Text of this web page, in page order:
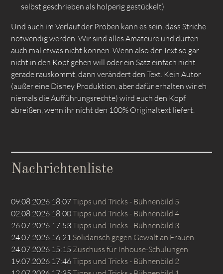
selbst geschrieben als holperig gestückelt)
Und auch im Verlauf der Proben kann es sein, dass Striche
notwendig werden. Wir sind alles Amateure und dürfen
auch mal etwas nicht können. Wenn also der Text so gar
nicht in den Kopf gehen will oder ein Satz einfach nicht
gerade rauskommt, dann verändert den Text. Kein Autor
(außer eine Disney Produktion, aber dafür erhalten wir eh
niemals die Aufführungsrechte) wird euch den Kopf
abreißen, wenn ihr nicht den 100% Originaltext liefert.
Nachrichtenliste
09.08.2026 18:07Tipps und Tricks - Bühnenbild 5
02.08.2026 18:00Tipps und Tricks - Bühnenbild 4
26.07.2026 17:53Tipps und Tricks - Bühnenbild 3
24.07.2026 16:21 Solidarisch gegen Gewalt an Frauen
24.07.2026 15:15 Zuschuss für Inhouse-Schulungen
19.07.2026 17:46Tipps und Tricks - Bühnenbild 2